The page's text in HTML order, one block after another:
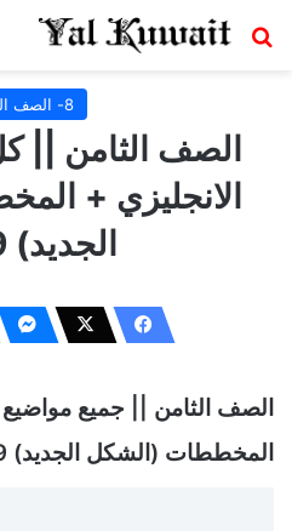
بحث عن
8- الصف الثامن
الصف الثامن ||
الانجليزي +
الجديد) 2019
الصف الثامن || جميع مواضيع
المخططات (الشكل الجديد) 2019